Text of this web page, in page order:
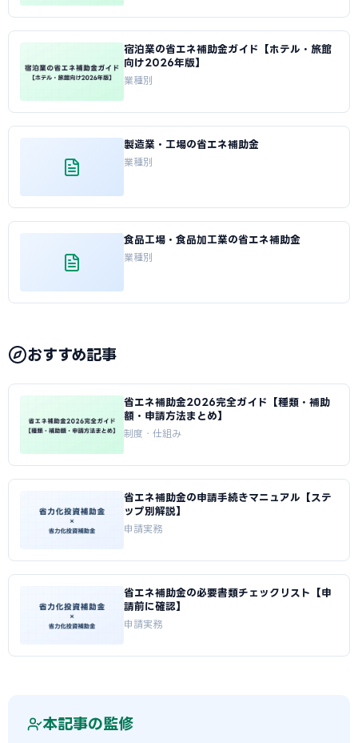
宿泊業の省エネ補助金ガイド【ホテル・旅館
向け2026年版】
業種別
製造業・工場の省エネ補助金
業種別
食品工場・食品加工業の省エネ補助金
業種別
おすすめ記事
省エネ補助金2026完全ガイド【種類・補助
額・申請方法まとめ】
制度・仕組み
省エネ補助金の申請手続きマニュアル【ステ
ップ別解説】
申請実務
省エネ補助金の必要書類チェックリスト【申
請前に確認】
申請実務
本記事の監修